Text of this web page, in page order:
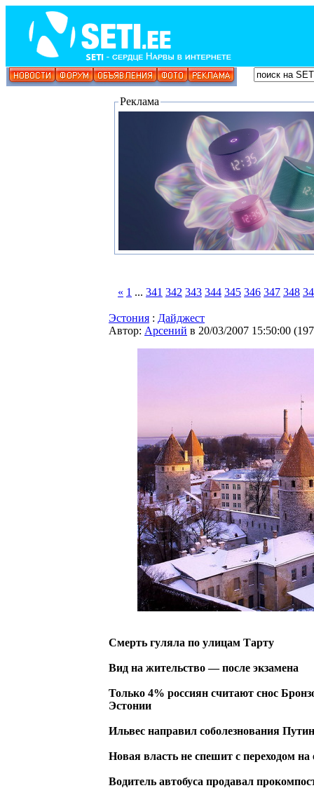
Реклама
« 1 ... 341 342 343 344 345 346 347 348
Эстония : Дайджест
Автор: Арсений в 20/03/2007 15:50:00 (
Смерть гуляла по улицам Тарту
Вид на жительство — после экзамена
Только 4% россиян считают снос
Эстонии
Ильвес направил соболезнования
Новая власть не спешит с переходом на
Водитель автобуса продавал